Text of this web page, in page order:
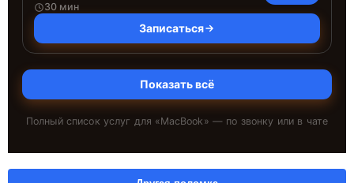
30 мин
Записаться
Показать всё
Полный список услуг для «MacBook » — по звонку или в чате